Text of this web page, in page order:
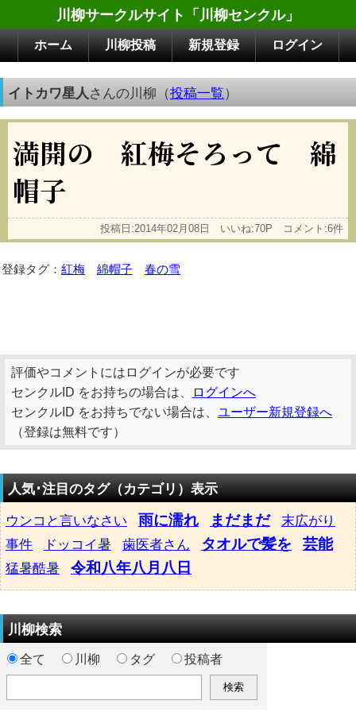
川柳サークルサイト「川柳センクル」
ホーム 川柳投稿 新規登録 ログイン
イトカワ星人さんの川柳（投稿一覧）
満開の 紅梅そろって 綿
帽子
投稿日:2014年02月08日 いいね:70P コメント:6件
登録タグ： 紅梅 綿帽子 春の雪
評価やコメントにはログインが必要です
センクルID をお持ちの場合は、
ログインへ
センクルID をお持ちでない場合は、 ユーザー新規登録へ
（登録は無料です）
人気･注目のタグ（カテゴリ）表示
ウンコと言いなさい
雨に濡れ まだまだ
末広がり
事件
ドッコイ暑 歯医者さん タオルで髪を 芸能
猛暑酷暑 令和八年八月八日
川柳検索
全て 川柳 タグ 投稿者